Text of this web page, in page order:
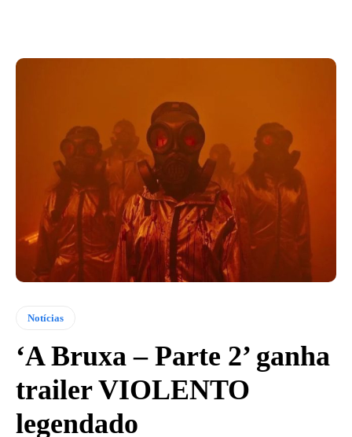
Notícias
‘A Bruxa – Parte 2’ ganha
trailer VIOLENTO
legendado